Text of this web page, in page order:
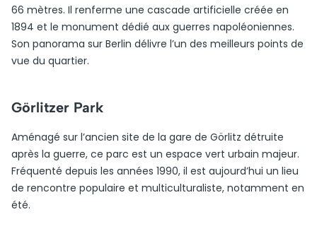
66 mètres. Il renferme une cascade artificielle créée en
1894 et le monument dédié aux guerres napoléoniennes.
Son panorama sur Berlin délivre l’un des meilleurs points de
vue du quartier.
Görlitzer Park
Aménagé sur l’ancien site de la gare de Görlitz détruite
après la guerre, ce parc est un espace vert urbain majeur.
Fréquenté depuis les années 1990, il est aujourd’hui un lieu
de rencontre populaire et multiculturaliste, notamment en
été.